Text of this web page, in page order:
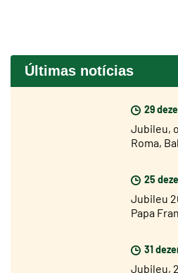
Últimas notícias
29
Jubileu,
Roma,
25
Jubileu
Papa
31
Jubileu,